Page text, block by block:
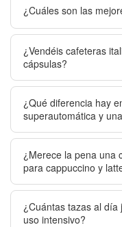
¿Cuáles son las
¿Vendéis cafeteras
cápsulas?
¿Qué diferencia hay
superautomática y
¿Merece la pena una
para cappuccino y
¿Cuántas tazas al
uso intensivo?